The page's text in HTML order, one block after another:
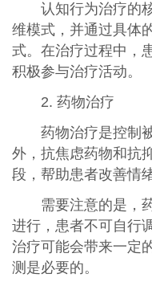
认知行为治疗的
维模式，并通过具体
式。在治疗过程中，
积极参与治疗活动。
2. 药物治疗
药物治疗是控制
外，抗焦虑药物和抗
段，帮助患者改善情
需要注意的是，
进行，患者不可自行
治疗可能会带来一定
测是必要的。